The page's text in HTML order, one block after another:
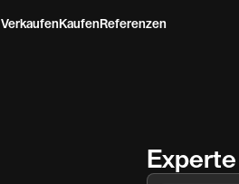
VerkaufenKaufenReferenzen
Experte